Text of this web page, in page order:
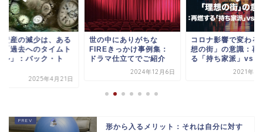
資産の減少は、ある
「過去へのタイムト
ル」：バック・ト
2025年4月21日
世の中にありがちな
FIREきっかけ事例集：
ドラマ仕立てでご紹介
2024年12月6日
コロナ影響で変わる
想の街」の意識：再
る「持ち家派」vs「
2021年3
形から入るメリット：それは自分に対す